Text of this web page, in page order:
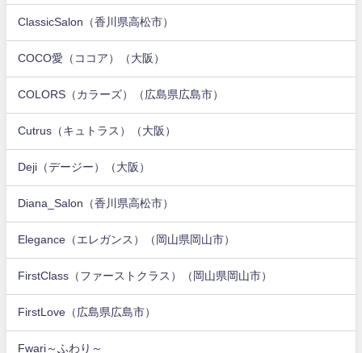
ClassicSalon（香川県高松市）
COCO愛（ココア）（大阪）
COLORS（カラーズ）（広島県広島市）
Cutrus（キュトラス）（大阪）
Deji（デージー）（大阪）
Diana_Salon（香川県高松市）
Elegance（エレガンス）（岡山県岡山市）
FirstClass（ファーストクラス）（岡山県岡山市）
FirstLove（広島県広島市）
Fwari～ふわり～